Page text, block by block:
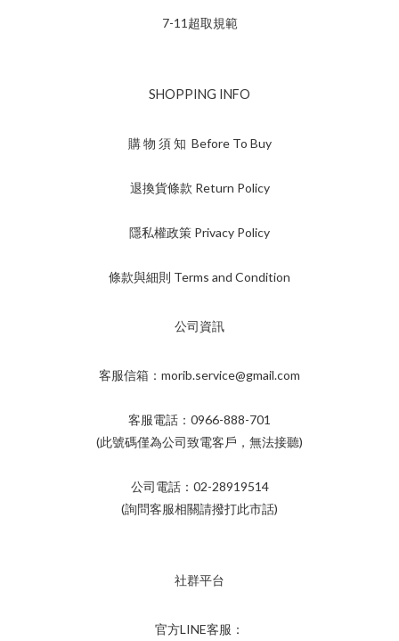
7-11超取規範
SHOPPING INFO
購 物 須 知 Before To Buy
退換貨條款 Return Policy
隱私權政策 Privacy Policy
條款與細則 Terms and Condition
公司資訊
客服信箱：morib.service@gmail.com
客服電話：0966-888-701
(此號碼僅為公司致電客戶，無法接聽)
公司電話：02-28919514
(詢問客服相關請撥打此市話)
社群平台
官方LINE客服：